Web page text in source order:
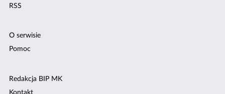
RSS
O serwisie
Pomoc
Redakcja BIP MK